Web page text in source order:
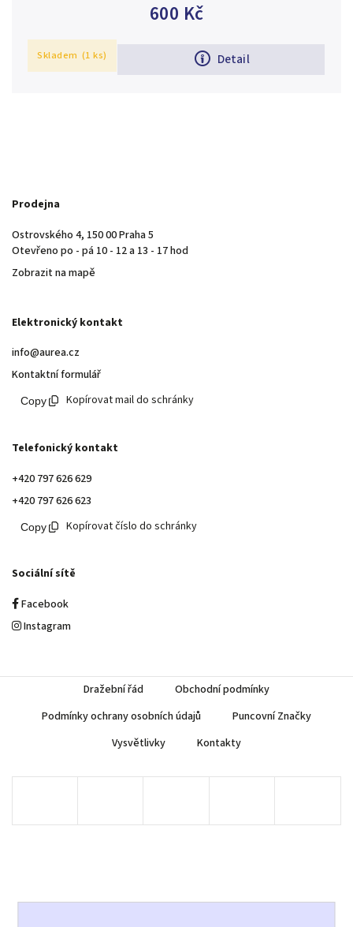
600 Kč
Detail
Skladem (1 ks)
Prodejna
Ostrovského 4, 150 00 Praha 5
Otevřeno po - pá 10 - 12 a 13 - 17 hod
Zobrazit na mapě
Elektronický kontakt
info@aurea.cz
Kontaktní formulář
Kopírovat mail do schránky
Telefonický kontakt
+420 797 626 629
+420 797 626 623
Kopírovat číslo do schránky
Sociální sítě
Facebook
Instagram
Dražební řád
Obchodní podmínky
Podmínky ochrany osobních údajů
Puncovní Značky
Vysvětlivky
Kontakty